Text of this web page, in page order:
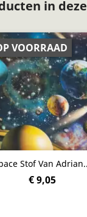
in
Stof Van
€ 9,05
VOORRAAD